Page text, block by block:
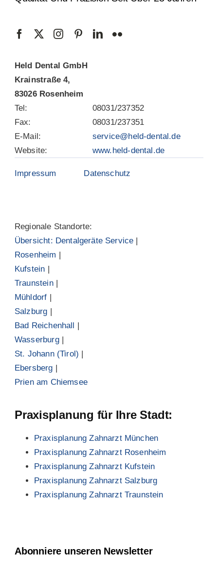
Held Dental GmbH
Krainstraße 4,
83026 Rosenheim
Tel:
08031/237352
Fax:
08031/237351
E-Mail:
service@held-dental.de
Website:
www.held-dental.de
Impressum Datenschutz
Regionale Standorte:
Übersicht: Dentalgeräte Service |
Rosenheim |
Kufstein |
Traunstein|
Mühldorf |
Salzburg |
Bad Reichenhall |
Wasserburg|
St. Johann (Tirol) |
Ebersberg |
Prien am Chiemsee
Praxisplanung für Ihre Stadt:
Praxisplanung Zahnarzt München
Praxisplanung Zahnarzt Rosenheim
Praxisplanung Zahnarzt Kufstein
Praxisplanung Zahnarzt Salzburg
Praxisplanung Zahnarzt Traunstein
Abonniere unseren Newsletter